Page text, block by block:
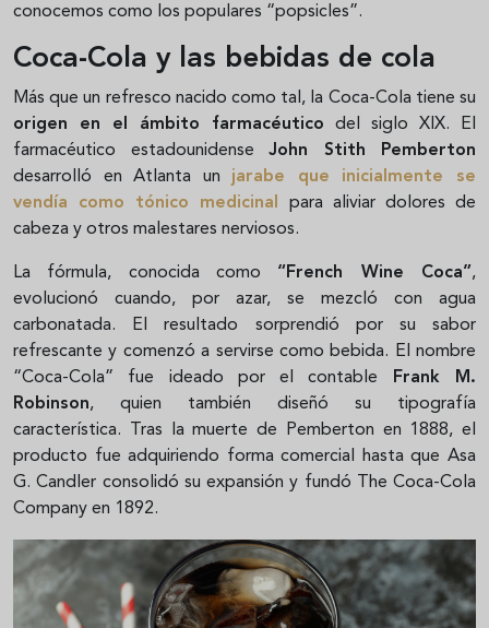
conocemos como los populares “popsicles”.
Coca-Cola y las bebidas de cola
Más que un refresco nacido como tal, la Coca-Cola tiene su
origen en el ámbito farmacéutico del siglo XIX. El
farmacéutico estadounidense John Stith Pemberton
desarrolló en Atlanta un jarabe que inicialmente se
vendía como tónico medicinal
para aliviar dolores de
cabeza y otros malestares nerviosos.
La fórmula, conocida como “French Wine Coca”,
evolucionó cuando, por azar, se mezcló con agua
carbonatada. El resultado sorprendió por su sabor
refrescante y comenzó a servirse como bebida. El nombre
“Coca-Cola” fue ideado por el contable
Frank M.
Robinson, quien también diseñó su tipografía
característica. Tras la muerte de Pemberton en 1888, el
producto fue adquiriendo forma comercial hasta que Asa
G. Candler consolidó su expansión y fundó The Coca-Cola
Company en 1892.